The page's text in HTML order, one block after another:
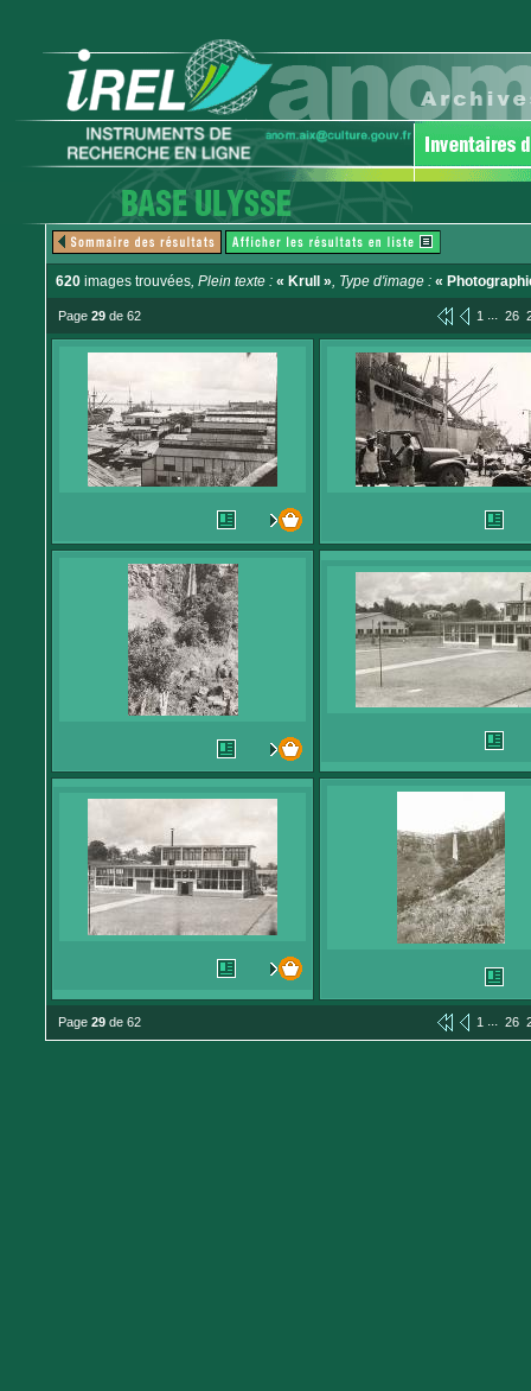
620 images trouvées, Plein texte : « Krull », Type d'image : «
Page 29 de 62 1 ... 26
Page 29 de 62 1 ... 26